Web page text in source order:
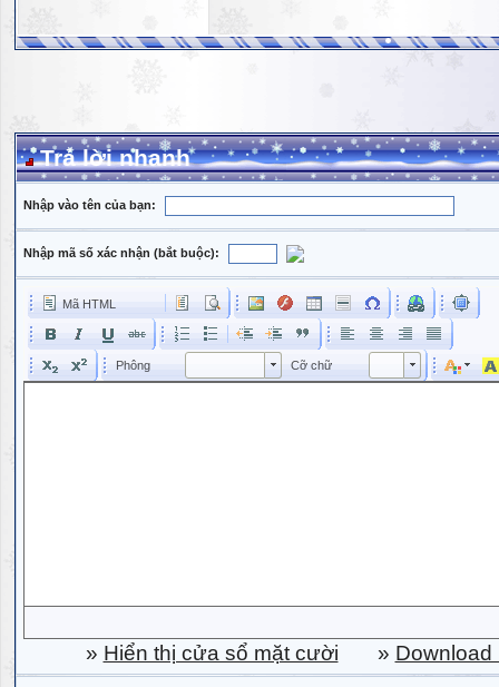
Trả lời nhanh
Nhập vào tên của bạn:
Nhập mã số xác nhận (bắt buộc):
Mã HTML
Phông Phông Cỡ chữ Kích cỡ phông
» Hiển thị cửa sổ mặt cười » Download